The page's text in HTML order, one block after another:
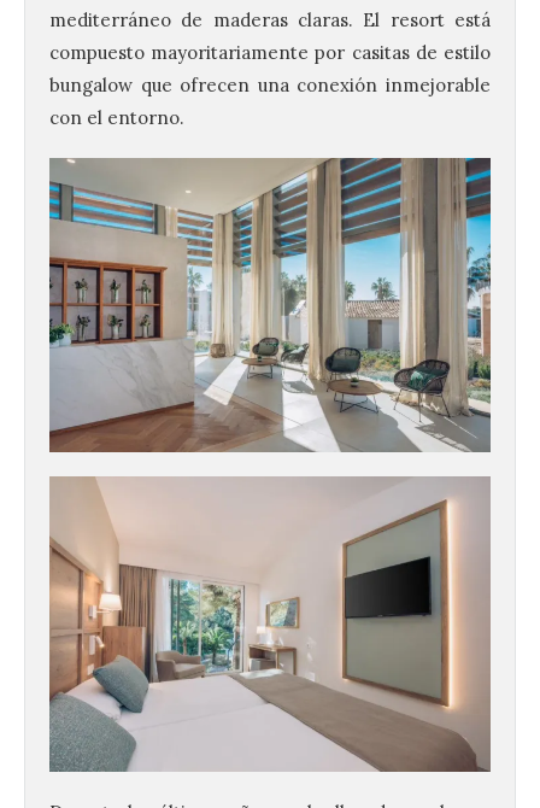
mediterráneo de maderas claras. El resort está
compuesto mayoritariamente por casitas de estilo
bungalow que ofrecen una conexión inmejorable
con el entorno.